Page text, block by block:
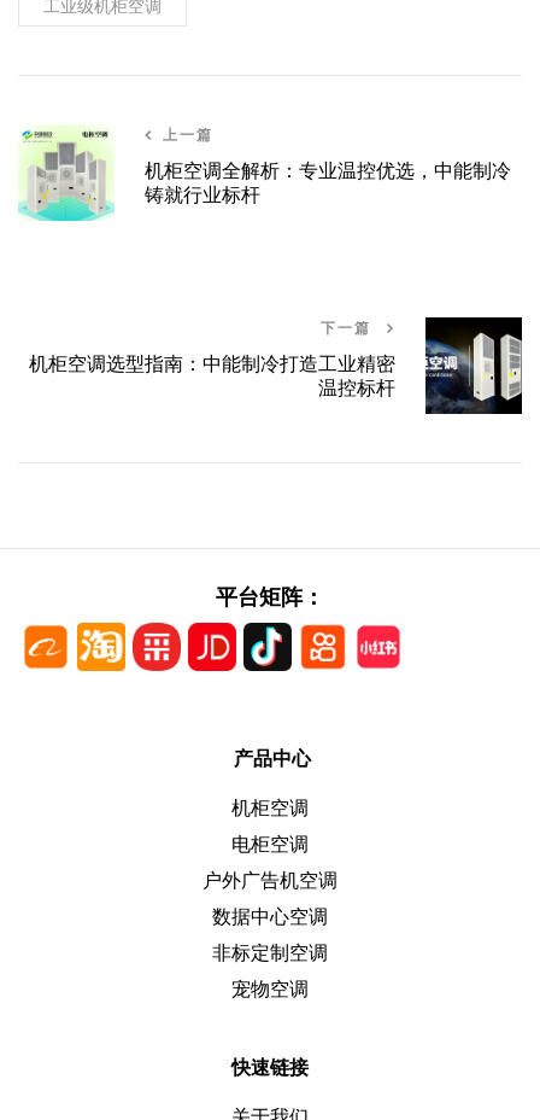
工业级机柜空调
上一篇
机柜空调全解析：专业温控优选，中能制冷
铸就行业标杆
下一篇
机柜空调选型指南：中能制冷打造工业精密
温控标杆
平台矩阵：
产品中心
机柜空调
电柜空调
户外广告机空调
数据中心空调
非标定制空调
宠物空调
快速链接